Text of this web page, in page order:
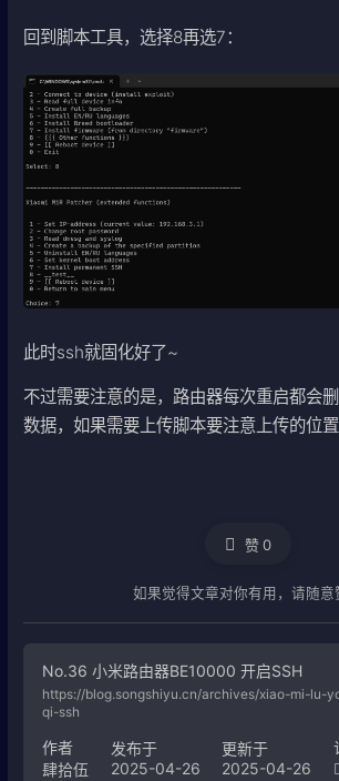
回到脚本工具，选择8再选7：
此时ssh就固化好了~
不过需要注意的是，路由器每次重启都会
数据，如果需要上传脚本要注意上传的位置
赞0
如果觉得文章对你有用，请随意
No.36 小米路由器BE10000 开启SSH
https://blog.songshiyu.cn/archives/xiao-mi-lu-
qi-ssh
作者
肆拾伍
发布于
2025-04-26
更新于
2025-04-26